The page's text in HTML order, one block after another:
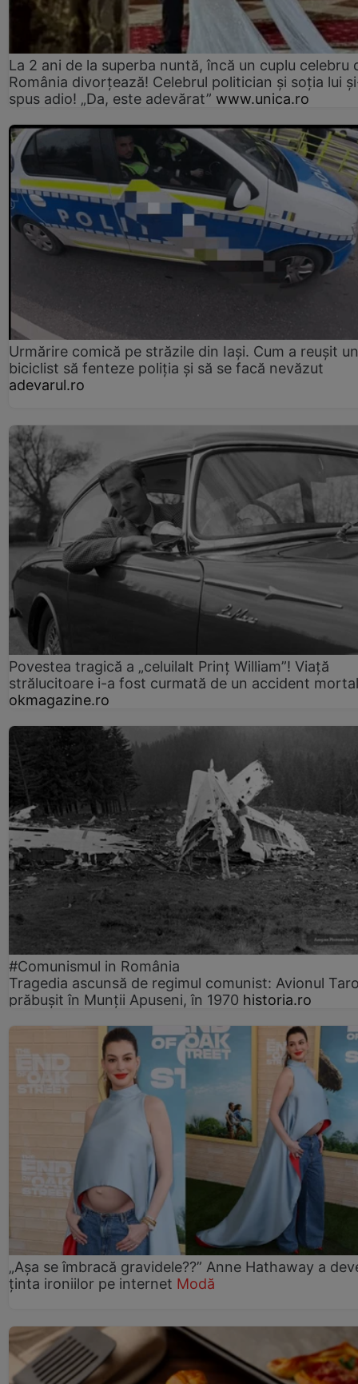
La 2 ani de la superba nuntă, încă un cuplu celebru
România divorțează! Celebrul politician și soția lui
spus adio! „Da, este adevărat” www.unica.ro
Urmărire comică pe străzile din Iași. Cum a reușit un
biciclist să fenteze poliția și să se facă nevăzut
adevarul.ro
Povestea tragică a „celuilalt Prinț William”! Viață
strălucitoare i-a fost curmată de un accident mortal
okmagazine.ro
#Comunismul in România
Tragedia ascunsă de regimul comunist: Avionul
prăbușit în Munții Apuseni, în 1970 historia.ro
„Așa se îmbracă gravidele??” Anne Hathaway a
ținta ironiilor pe internet Modă